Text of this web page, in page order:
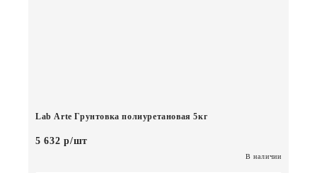
Lab Arte Грунтовка полиуретановая 5кг
5 632 р/шт
В наличии